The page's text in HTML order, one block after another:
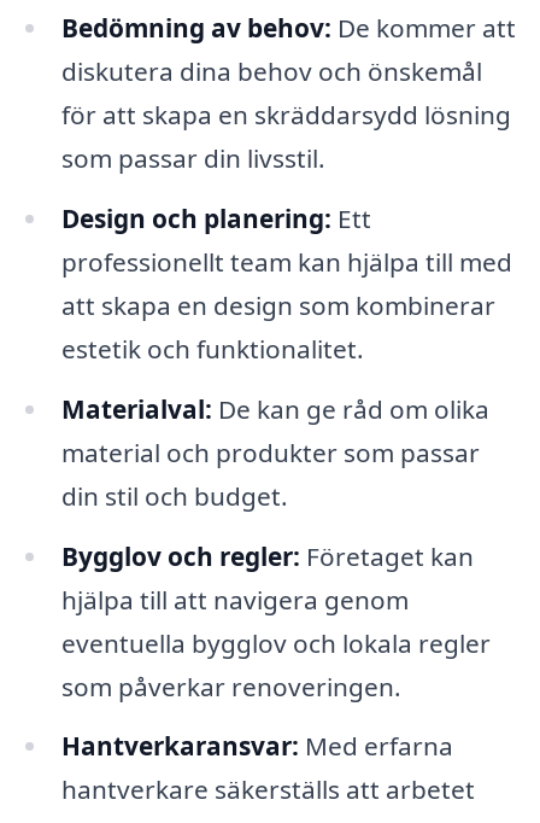
Bedömning av behov: De kommer att
diskutera dina behov och önskemål
för att skapa en skräddarsydd lösning
som passar din livsstil.
Design och planering: Ett
professionellt team kan hjälpa till med
att skapa en design som kombinerar
estetik och funktionalitet.
Materialval: De kan ge råd om olika
material och produkter som passar
din stil och budget.
Bygglov och regler: Företaget kan
hjälpa till att navigera genom
eventuella bygglov och lokala regler
som påverkar renoveringen.
Hantverkaransvar: Med erfarna
hantverkare säkerställs att arbetet